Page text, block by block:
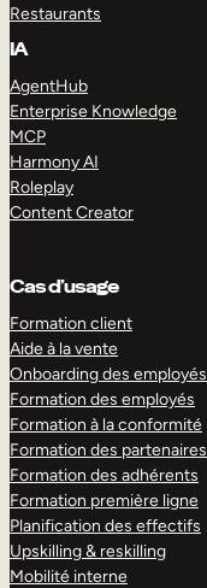
Restaurants
IA
AgentHub
Enterprise Knowledge
MCP
Harmony AI
Roleplay
Content Creator
Cas d’usage
Formation client
Aide à la vente
Onboarding des employés
Formation des employés
Formation à la conformité
Formation des partenaires
Formation des adhérents
Formation première ligne
Planification des effectifs
Upskilling & reskilling
Mobilité interne